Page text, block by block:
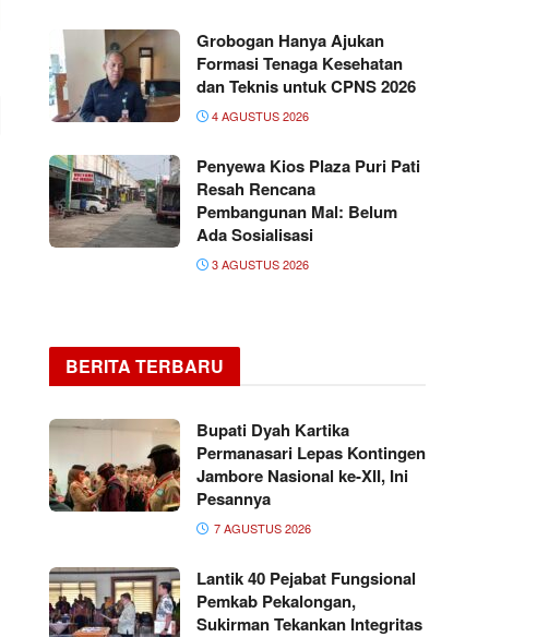
Grobogan Hanya Ajukan
Formasi Tenaga Kesehatan
dan Teknis untuk CPNS 2026
4 AGUSTUS 2026
Penyewa Kios Plaza Puri Pati
Resah Rencana
Pembangunan Mal: Belum
Ada Sosialisasi
3 AGUSTUS 2026
BERITA TERBARU
Bupati Dyah Kartika
Permanasari Lepas Kontingen
Jambore Nasional ke-XII, Ini
Pesannya
7 AGUSTUS 2026
Lantik 40 Pejabat Fungsional
Pemkab Pekalongan,
Sukirman Tekankan Integritas